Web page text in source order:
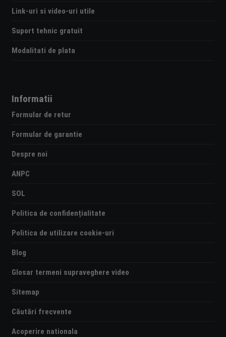
Link-uri si video-uri utile
Suport tehnic gratuit
Modalitati de plata
Informatii
Formular de retur
Formular de garantie
Despre noi
ANPC
SOL
Politica de confidențialitate
Politica de utilizare cookie-uri
Blog
Glosar termeni supraveghere video
Sitemap
Căutări frecvente
Acoperire nationala